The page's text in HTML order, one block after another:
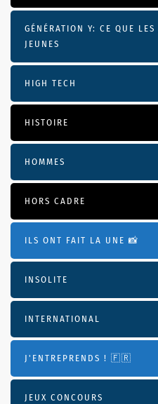
GÉNÉRATION Y: CE QUE
JEUNES
HIGH TECH
HISTOIRE
HOMMES
HORS CADRE
ILS ONT FAIT LA UNE 📸
INSOLITE
INTERNATIONAL
J'ENTREPRENDS ! 🇫🇷
JEUX CONCOURS